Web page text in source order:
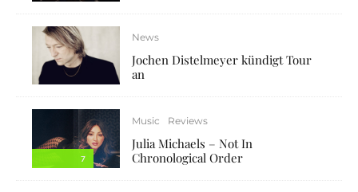
News
Jochen Distelmeyer kündigt Tour
an
7
Music Reviews
Julia Michaels – Not In
Chronological Order